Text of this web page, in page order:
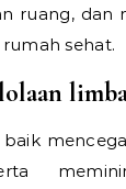
ruang, dan
sehat.